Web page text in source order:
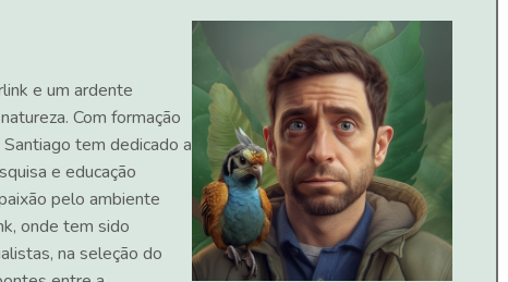
e um ardente
Com formação
tem dedicado a
e educação
pelo ambiente
onde tem sido
na seleção do